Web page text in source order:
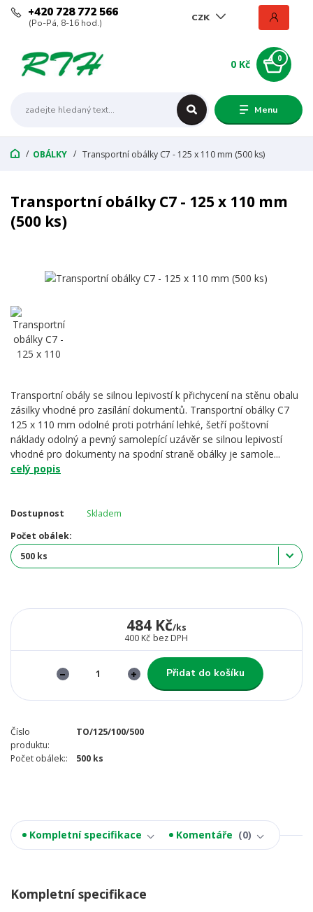
Menu
CZK
+420 728 772 566
(Po-Pá, 8-16 hod.)
0
0 Kč
OBÁLKY Transportní obálky C7 - 125 x 110 mm (500 ks)
Transportní obálky C7 - 125 x 110 mm
(500 ks)
Transportní obály se silnou lepivostí k přichycení na stěnu obalu
zásilky vhodné pro zasílání dokumentů. Transportní obálky C7
125 x 110 mm odolné proti potrhání lehké, šetří poštovní
náklady odolný a pevný samolepící uzávěr se silnou lepivostí
vhodné pro dokumenty na spodní straně obálky je samole...
celý popis
Dostupnost
Skladem
Počet obálek:
484 Kč/ks
400 Kč bez DPH
Přidat do košíku
Číslo
produktu:
TO/125/100/500
Počet obálek:: 500 ks
Kompletní specifikace Komentáře 0
Kompletní specifikace